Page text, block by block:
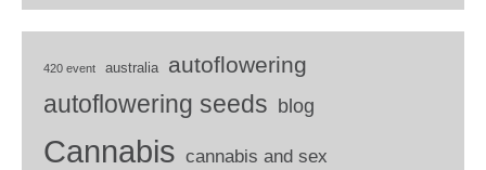
420 event australia autoflowering
autoflowering seeds blog
Cannabis cannabis and sex